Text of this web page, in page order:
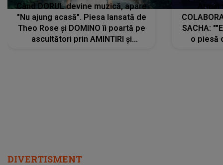
Când DORUL devine muzică, apare
"Nu ajung acasă". Piesa lansată de
Theo Rose și DOMINO îi poartă pe
ascultători prin AMINTIRI și
SACHA:
o piesă
DIVERTISMENT